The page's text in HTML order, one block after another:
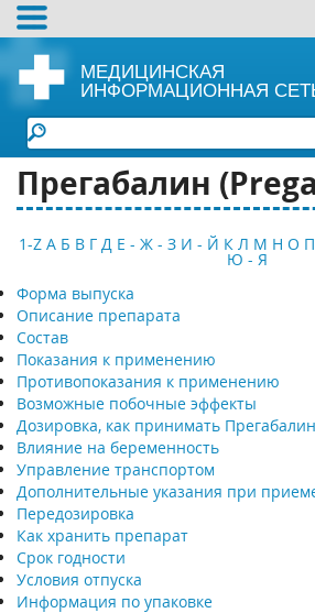
МЕДИЦИНСКАЯ
ИНФОРМАЦИОННАЯ
Прегабалин
1-Z А Б В Г Д Е - Ж - З И - Й К Л М Н О П
Ю - Я
Форма выпуска
Описание препарата
Состав
Показания к применению
Противопоказания к применению
Возможные побочные эффекты
Дозировка, как принимать
Влияние на беременность
Управление транспортом
Дополнительные указания при
Передозировка
Как хранить препарат
Срок годности
Условия отпуска
Информация по упаковке